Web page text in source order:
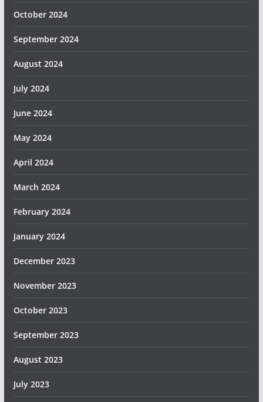
October 2024
September 2024
August 2024
July 2024
June 2024
May 2024
April 2024
March 2024
February 2024
January 2024
December 2023
November 2023
October 2023
September 2023
August 2023
July 2023